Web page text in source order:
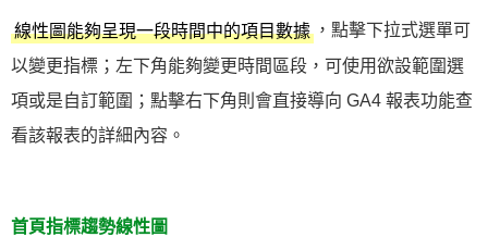
線性圖能夠呈現一段時間中的項目數據 ，點擊下拉式選單可
以變更指標；左下角能夠變更時間區段，可使用欲設範圍選
項或是自訂範圍；點擊右下角則會直接導向 GA4 報表功能查
看該報表的詳細內容。
首頁指標趨勢線性圖